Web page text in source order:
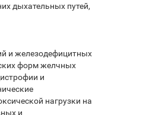
дыхательных путей,
и железодефицитных
форм желчных
и
нагрузки на
и